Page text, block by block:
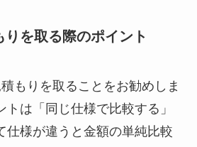
を取る際のポイント
もりを取ることをお勧めしま
は「同じ仕様で比較する」
仕様が違うと金額の単純比較